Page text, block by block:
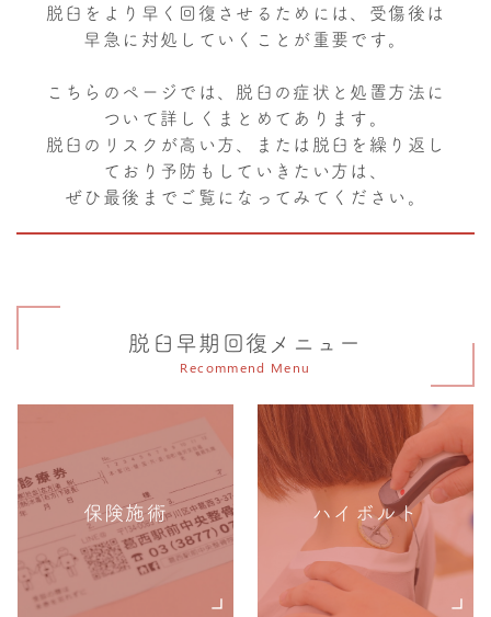
脱臼をより早く回復させるためには、受傷後は
早急に対処していくことが重要です。
こちらのページでは、脱臼の症状と処置方法に
ついて詳しくまとめてあります。
脱臼のリスクが高い方、または脱臼を繰り返し
ており予防もしていきたい方は、
ぜひ最後までご覧になってみてください。
脱臼早期回復メニュー
Recommend Menu
保険施術 ハイボルト